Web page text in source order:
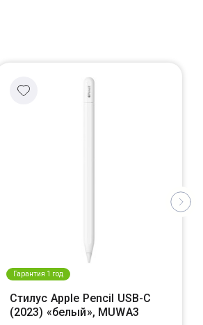
Гарантия 1 год
Стилус Apple Pencil USB-C
(2023) «белый», MUWA3